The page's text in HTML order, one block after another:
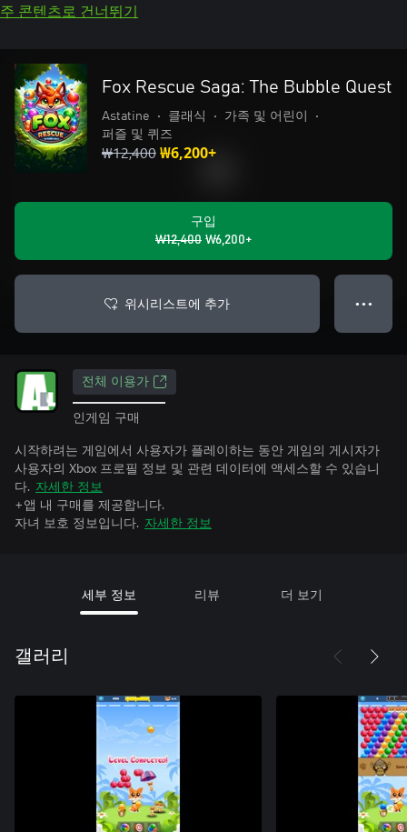
주 콘텐츠로 건너뛰기
Fox Rescue Saga: The Bubble Quest
Astatine • 클래식 • 가족 및 어린이
•
퍼즐 및 퀴즈
₩12,400₩6,200+
구입
₩12,400 ₩6,200+
위시리스트에 추가 ● ● ●
전체 이용가
인게임 구매
시작하려는 게임에서 사용자가 플레이하는 동안 게임의 게시자가
사용자의 Xbox 프로필 정보 및 관련 데이터에 액세스할 수 있습니
다. 자세한 정보
+앱 내 구매를 제공합니다.
자녀 보호 정보입니다. 자세한 정보
세부 정보 리뷰 더 보기
갤러리